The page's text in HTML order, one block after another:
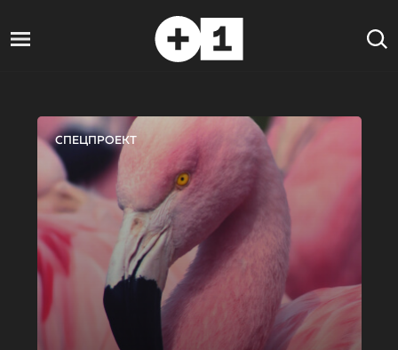
СПЕЦПРОЕКТ